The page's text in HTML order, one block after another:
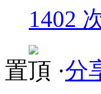
1402
置頂 ·分